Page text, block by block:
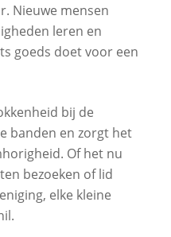
Nieuwe mensen
leren en
goeds doet voor een
bij de
banden en zorgt het
Of het nu
bezoeken of lid
elke kleine